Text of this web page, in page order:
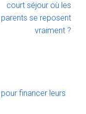
court séjour où les
parents se reposent
vraiment ?
financer leurs